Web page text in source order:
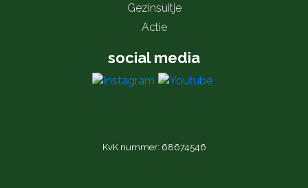
Gezinsuitje
Actie
social media
KvK nummer: 68674546